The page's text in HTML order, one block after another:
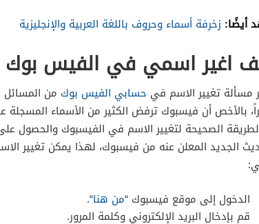
أيضًا: زخرفة أسماء وحروف باللغة العربية والإنجليزية
اغير اسمي في الفيس بوك
مسألة تغيير الاسم في حسابي الفيس بوك من
بالأخص أن فيسبوك ترفض الكثير من الأسماء
الصحيحة لتغيير الاسم في الفيسبوك والحصول
الجديد المعلن عنه من فيسبوك، لهذا يمكن تغيير
الدخول إلى موقع فيسبوك “من هنا“.
قم بإدخال البريد الإلكتروني وكلمة المرور.